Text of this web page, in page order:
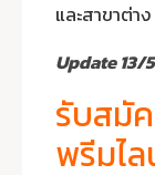
และสาขาต่า
Update 13/5
รับสมั
พรีมไ